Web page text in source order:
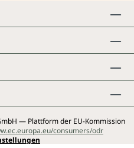
— Plattform der EU-Kommission
consumers/odr